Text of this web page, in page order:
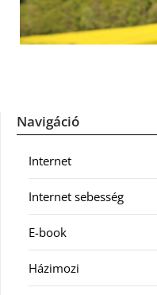
Navigáció
Internet
Internet sebesség
E-book
Házimozi